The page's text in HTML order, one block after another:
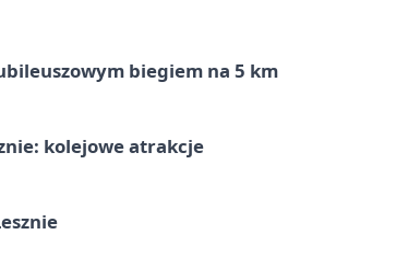
biegiem na 5 km
kolejowe atrakcje